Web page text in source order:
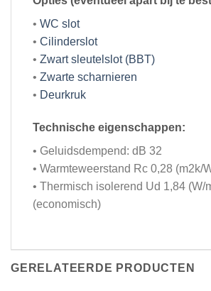
• WC slot
• Cilinderslot
• Zwart sleutelslot (BBT)
• Zwarte scharnieren
• Deurkruk
Technische eigenschappen:
• Geluidsdempend: dB 32
• Warmteweerstand Rc 0,28 (m2k/
• Thermisch isolerend Ud 1,84 (W/
(economisch)
GERELATEERDE PRODUCTEN